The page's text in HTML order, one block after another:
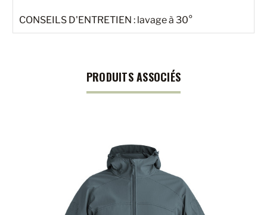
CONSEILS D'ENTRETIEN : lavage à 30°
PRODUITS ASSOCIÉS